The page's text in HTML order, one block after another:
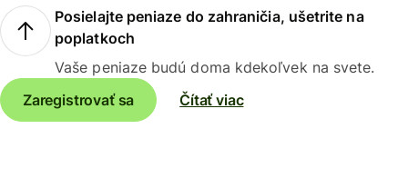
Posielajte peniaze do zahraničia, ušetrite na
poplatkoch
Vaše peniaze budú doma kdekoľvek na svete.
Zaregistrovať sa
Čítať viac